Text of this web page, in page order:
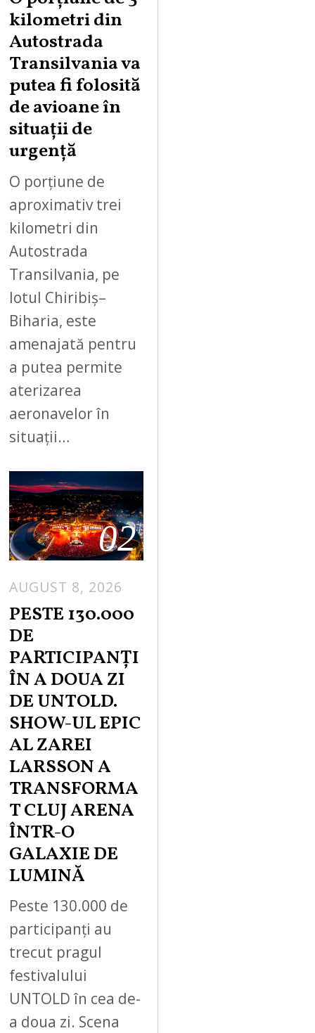
G
T
8
kilometri din
Autostrada
Transilvania va
putea fi folosită
de avioane în
situații de
urgență
O porțiune de
aproximativ trei
kilometri din
Autostrada
Transilvania, pe
lotul Chiribiș–
Biharia, este
amenajată pentru
a putea permite
aterizarea
aeronavelor în
situații…
02
AUGUST 8, 2026
PESTE 130.000
DE
PARTICIPANȚI
ÎN A DOUA ZI
DE UNTOLD.
SHOW-UL EPIC
AL ZAREI
LARSSON A
TRANSFORMA
T CLUJ ARENA
ÎNTR-O
GALAXIE DE
LUMINĂ
Peste 130.000 de
participanți au
trecut pragul
festivalului
UNTOLD în cea de-
a doua zi. Scena